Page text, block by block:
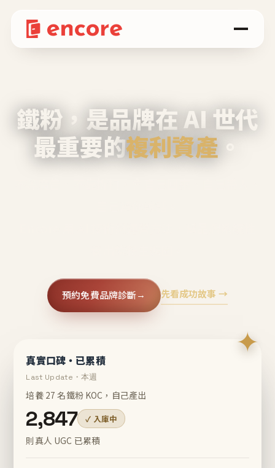
鐵粉，是品牌在 AI 世代
最重要的複利資產 。
預約免費品牌診斷→ 先看成功故事 →
✦
真實口碑・已累積
Last Update・本週
培養 27 名鐵粉 KOC，自己產出
2,847 ✓ 入庫中
則真人 UGC 已累積